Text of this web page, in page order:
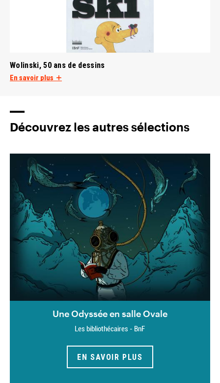
Wolinski, 50 ans de dessins
En savoir plus
Découvrez les autres sélections
Une Odyssée en salle Ovale
Les bibliothécaires - BnF
EN SAVOIR PLUS